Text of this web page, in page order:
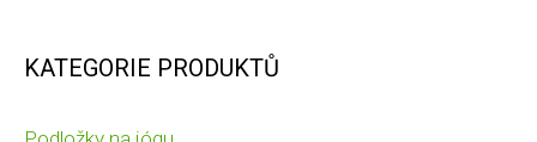
KATEGORIE PRODUKTŮ